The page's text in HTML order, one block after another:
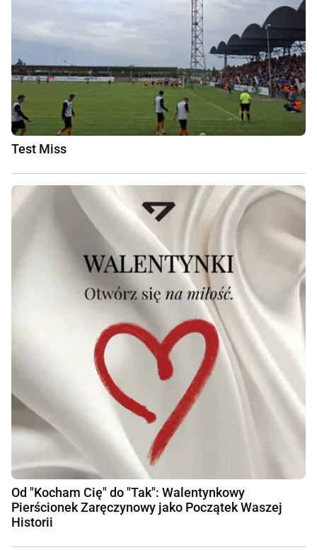
Test Miss
Od "Kocham Cię" do "Tak": Walentynkowy
Pierścionek Zaręczynowy jako Początek Waszej
Historii